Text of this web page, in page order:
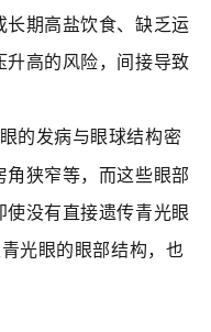
长期高盐饮食、缺乏运
升高的风险，间接导致
的发病与眼球结构密
狭窄等，而这些眼部
没有直接遗传青光眼
光眼的眼部结构，也